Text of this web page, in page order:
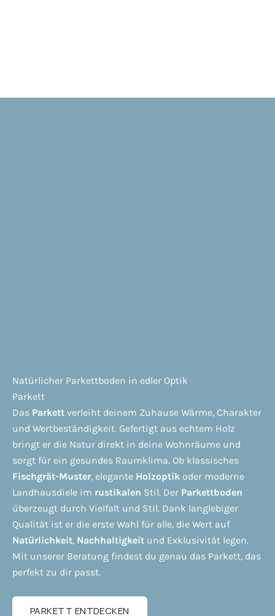
Natürlicher Parkettboden in edler Optik
Parkett
Das Parkett verleiht deinem Zuhause Wärme, Charakter
und Wertbeständigkeit. Gefertigt aus echtem Holz
bringt er die Natur direkt in deine Wohnräume und
sorgt für ein gesundes Raumklima. Ob klassisches
Fischgrät-Muster, elegante Holzoptik oder moderne
Landhausdiele im rustikalen Stil. Der Parkettboden
überzeugt durch Vielfalt und Stil. Dank langlebiger
Qualität ist er die erste Wahl für alle, die Wert auf
Natürlichkeit, Nachhaltigkeit und Exklusivität legen.
Mit unserer Beratung findest du genau das Parkett, das
perfekt zu dir passt.
PARKETT ENTDECKEN